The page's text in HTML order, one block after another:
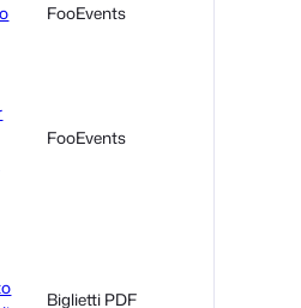
FooEvents
FooEvents
Biglietti PDF